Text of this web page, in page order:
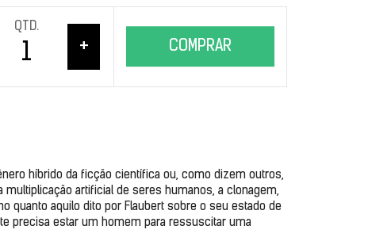
QTD.
+ COMPRAR
híbrido da ficção científica ou, como dizem outros,
artificial de seres humanos, a clonagem,
quanto aquilo dito por Flaubert sobre o seu estado de
precisa estar um homem para ressuscitar uma